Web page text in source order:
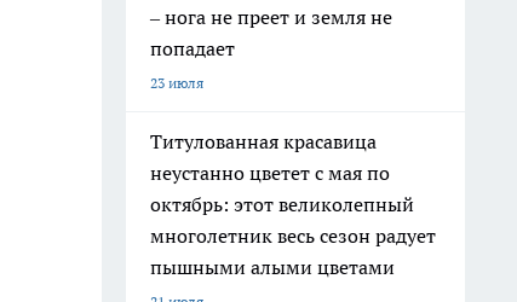
– нога не преет и земля не
попадает
23 июля
Титулованная красавица
неустанно цветет с мая по
октябрь: этот великолепный
многолетник весь сезон радует
пышными алыми цветами